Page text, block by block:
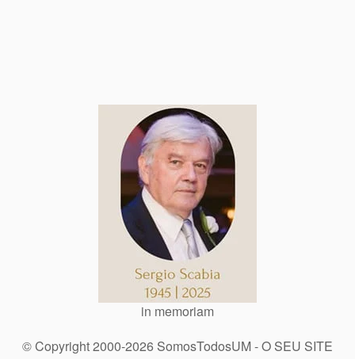
in memoriam
© Copyright 2000-2026 SomosTodosUM - O SEU SITE